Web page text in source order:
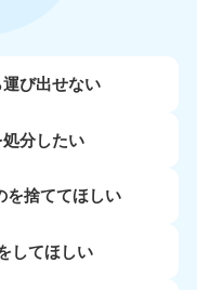
び出せない
分したい
を捨ててほしい
してほしい